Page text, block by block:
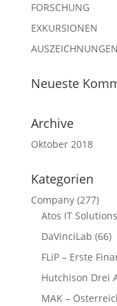
FORSCHUNG
EXKURSIONEN
Neueste
Archive
Oktober 2018
Kategorien
Company(277)
Atos IT
DaVinciLab (66)
FLiP – Erste
Hutchison Drei
MAK –